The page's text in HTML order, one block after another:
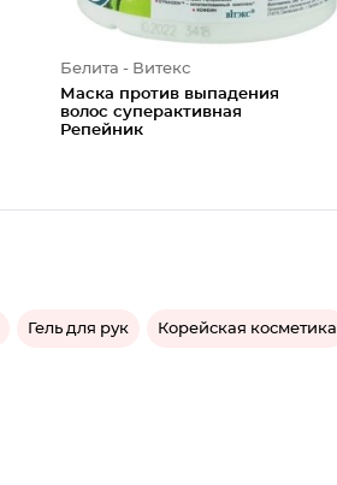
Белита - Витекс
Маска против выпадения
волос суперактивная
Репейник
Гель для рук Корейская косметика